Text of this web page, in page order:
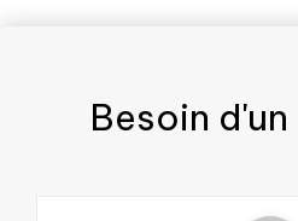
Besoin d'un